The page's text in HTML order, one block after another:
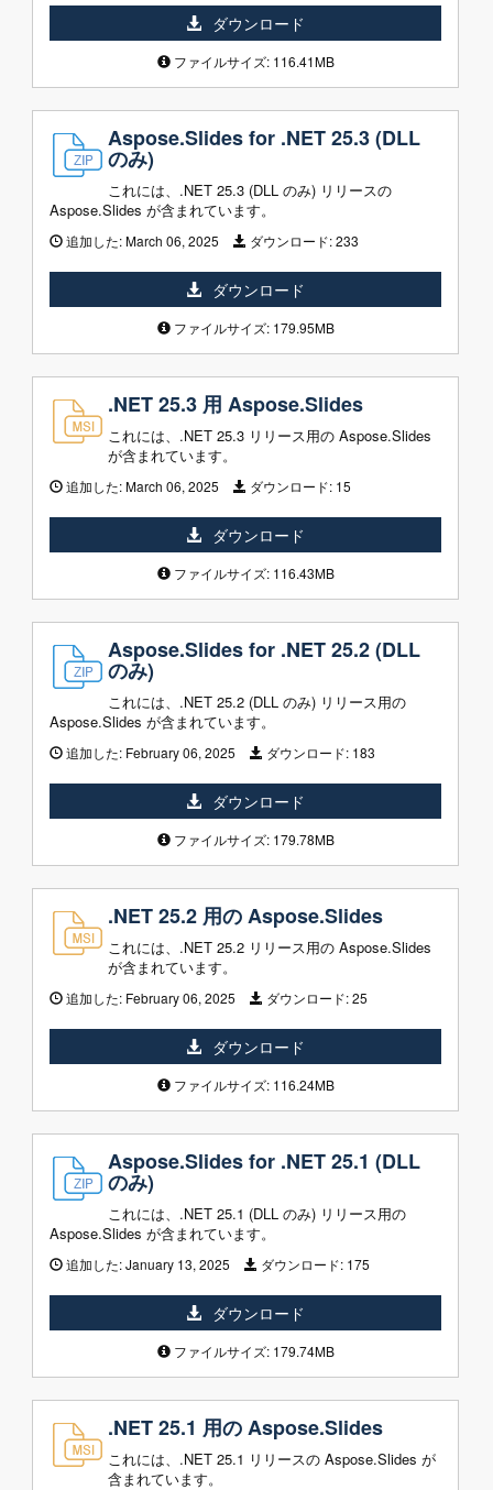
ダウンロード
ファイルサイズ: 116.41MB
Aspose.Slides for .NET 25.3 (DLL
のみ)
これには、.NET 25.3 (DLL のみ) リリースの
Aspose.Slides が含まれています。
追加した:March 06, 2025 ダウンロード:233
ダウンロード
ファイルサイズ: 179.95MB
.NET 25.3 用 Aspose.Slides
これには、.NET 25.3 リリース用の Aspose.Slides
が含まれています。
追加した:March 06, 2025 ダウンロード: 15
ダウンロード
ファイルサイズ: 116.43MB
Aspose.Slides for .NET 25.2 (DLL
のみ)
これには、.NET 25.2 (DLL のみ) リリース用の
Aspose.Slides が含まれています。
追加した: February 06, 2025 ダウンロード: 183
ダウンロード
ファイルサイズ: 179.78MB
.NET 25.2 用の Aspose.Slides
これには、.NET 25.2 リリース用の Aspose.Slides
が含まれています。
追加した: February 06, 2025 ダウンロード:25
ダウンロード
ファイルサイズ: 116.24MB
Aspose.Slides for .NET 25.1 (DLL
のみ)
これには、.NET 25.1 (DLL のみ) リリース用の
Aspose.Slides が含まれています。
追加した:January 13, 2025 ダウンロード: 175
ダウンロード
ファイルサイズ: 179.74MB
.NET 25.1 用の Aspose.Slides
これには、.NET 25.1 リリースの Aspose.Slides が
含まれています。